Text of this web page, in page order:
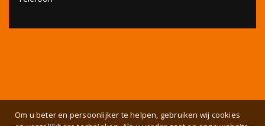
Om u beter en persoonlijker te helpen, gebruiken wij cookies